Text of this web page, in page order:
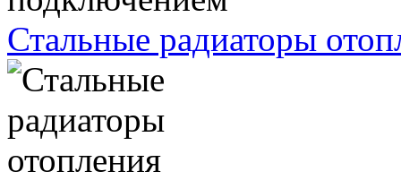
Стальные радиаторы